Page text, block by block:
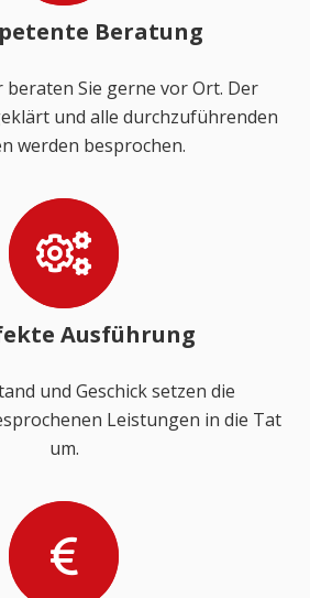
Beratung
beraten Sie gerne vor Ort. Der
und alle durchzuführenden
werden besprochen.
Ausführung
und Geschick setzen die
Leistungen in die Tat
um.